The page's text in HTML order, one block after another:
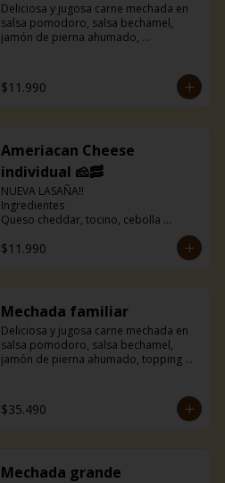
Deliciosa y jugosa carne mechada en
salsa pomodoro, salsa bechamel,
jamón de pierna ahumado,
sabor sutil y único que solo esta
combinación puede ofrecerte.
$11.990
Ameriacan Cheese
individual 🧀🥓
NUEVA LASAÑA!!
Ingredientes
Queso cheddar, tocino, cebolla
caramelizada, queso mozarella, salsa
blanca, salsa boloñesa 🤤
$11.990
Mechada familiar
Deliciosa y jugosa carne mechada en
salsa pomodoro, salsa bechamel,
jamón de pierna ahumado, topping de
$35.490
Mechada grande